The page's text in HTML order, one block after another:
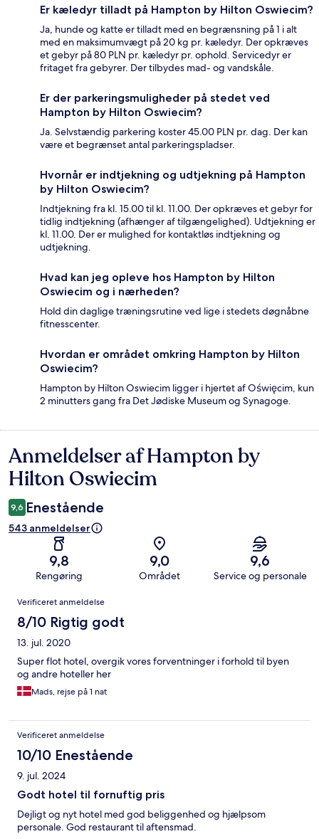
Er kæledyr tilladt på Hampton by Hilton Oswiecim?
Ja, hunde og katte er tilladt med en begrænsning på 1 i alt
med en maksimumvægt på 20 kg pr. kæledyr. Der opkræves
et gebyr på 80 PLN pr. kæledyr pr. ophold. Servicedyr er
fritaget fra gebyrer. Der tilbydes mad- og vandskåle.
Er der parkeringsmuligheder på stedet ved
Hampton by Hilton Oswiecim?
Ja. Selvstændig parkering koster 45.00 PLN pr. dag. Der kan
være et begrænset antal parkeringspladser.
Hvornår er indtjekning og udtjekning på Hampton
by Hilton Oswiecim?
Indtjekning fra kl. 15.00 til kl. 11.00. Der opkræves et gebyr for
tidlig indtjekning (afhænger af tilgængelighed). Udtjekning er
kl. 11.00. Der er mulighed for kontaktløs indtjekning og
udtjekning.
Hvad kan jeg opleve hos Hampton by Hilton
Oswiecim og i nærheden?
Hold din daglige træningsrutine ved lige i stedets døgnåbne
fitnesscenter.
Hvordan er området omkring Hampton by Hilton
Oswiecim?
Hampton by Hilton Oswiecim ligger i hjertet af Oświęcim, kun
2 minutters gang fra Det Jødiske Museum og Synagoge.
Anmeldelser
Anmeldelser af Hampton by
Hilton Oswiecim
9,6 Enestående
543 anmeldelser
9,8
Rengøring
9,0
Området
9,6
Service og personale
Anmeldelser
Verificeret anmeldelse
8/10 Rigtig godt
13. jul. 2020
Super flot hotel, overgik vores forventninger i forhold til byen
og andre hoteller her
Mads, rejse på 1 nat
Verificeret anmeldelse
10/10 Enestående
9. jul. 2024
Godt hotel til fornuftig pris
Dejligt og nyt hotel med god beliggenhed og hjælpsom
personale. God restaurant til aftensmad.